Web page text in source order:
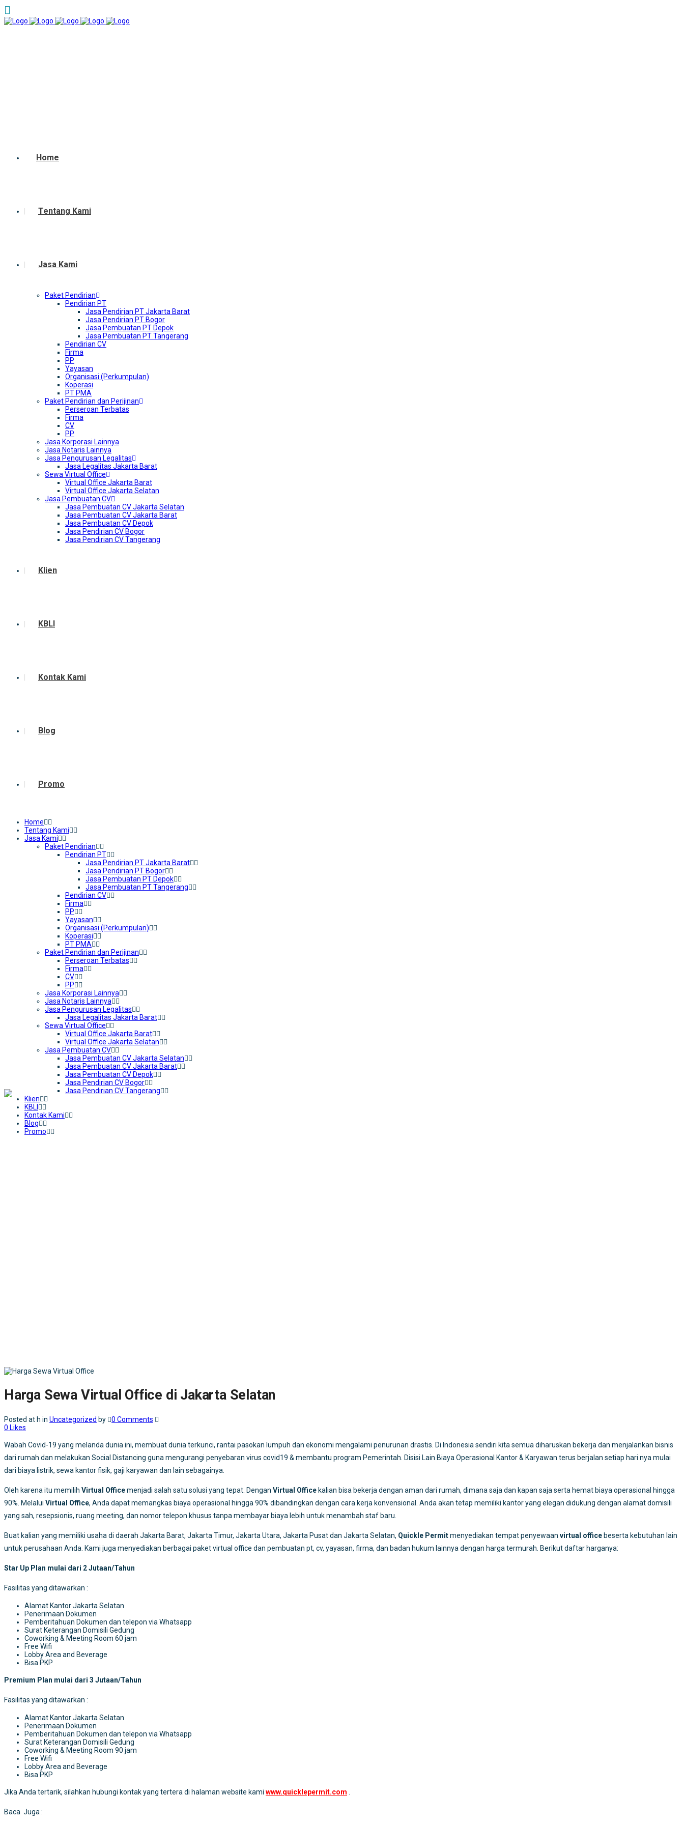
Home
Tentang Kami
Jasa Kami
Paket Pendirian
Pendirian PT
Jasa Pendirian PT Jakarta Barat
Jasa Pendirian PT Bogor
Jasa Pembuatan PT Depok
Jasa Pembuatan PT Tangerang
Pendirian CV
Firma
PP
Yayasan
Organisasi (Perkumpulan)
Koperasi
PT PMA
Paket Pendirian dan Perijinan
Perseroan Terbatas
Firma
CV
PP
Jasa Korporasi Lainnya
Jasa Notaris Lainnya
Jasa Pengurusan Legalitas
Jasa Legalitas Jakarta Barat
Sewa Virtual Office
Virtual Office Jakarta Barat
Virtual Office Jakarta Selatan
Jasa Pembuatan CV
Jasa Pembuatan CV Jakarta Selatan
Jasa Pembuatan CV Jakarta Barat
Jasa Pembuatan CV Depok
Jasa Pendirian CV Bogor
Jasa Pendirian CV Tangerang
Klien
KBLI
Kontak Kami
Blog
Promo
Home
Tentang Kami
Jasa Kami
Paket Pendirian
Pendirian PT
Jasa Pendirian PT Jakarta Barat
Jasa Pendirian PT Bogor
Jasa Pembuatan PT Depok
Jasa Pembuatan PT Tangerang
Pendirian CV
Firma
PP
Yayasan
Organisasi (Perkumpulan)
Koperasi
PT PMA
Paket Pendirian dan Perijinan
Perseroan Terbatas
Firma
CV
PP
Jasa Korporasi Lainnya
Jasa Notaris Lainnya
Jasa Pengurusan Legalitas
Jasa Legalitas Jakarta Barat
Sewa Virtual Office
Virtual Office Jakarta Barat
Virtual Office Jakarta Selatan
Jasa Pembuatan CV
Jasa Pembuatan CV Jakarta Selatan
Jasa Pembuatan CV Jakarta Barat
Jasa Pembuatan CV Depok
Jasa Pendirian CV Bogor
Jasa Pendirian CV Tangerang
Klien
KBLI
Kontak Kami
Blog
Promo
Harga Sewa Virtual Office di Jakarta Selatan
Posted at h in Uncategorized by
0 Comments
0 Likes
Wabah Covid-19 yang melanda dunia ini, membuat dunia terkunci, rantai pasokan lumpuh dan ekonomi mengalami penurunan drastis. Di Indonesia sendiri kita semua diharuskan bekerja dan menjalankan bisnis
dari rumah dan melakukan Social Distancing guna mengurangi penyebaran virus covid19 & membantu program Pemerintah. Disisi Lain Biaya Operasional Kantor & Karyawan terus berjalan setiap hari nya mulai
dari biaya listrik, sewa kantor fisik, gaji karyawan dan lain sebagainya.
Oleh karena itu memilih Virtual Officemenjadi salah satu solusi yang tepat. Dengan Virtual Office kalian bisa bekerja dengan aman dari rumah, dimana saja dan kapan saja serta hemat biaya operasional hingga
90%. Melalui Virtual Office, Anda dapat memangkas biaya operasional hingga 90% dibandingkan dengan cara kerja konvensional. Anda akan tetap memiliki kantor yang elegan didukung dengan alamat domisili
yang sah, resepsionis, ruang meeting, dan nomor telepon khusus tanpa membayar biaya lebih untuk menambah staf baru.
Buat kalian yang memiliki usaha di daerah Jakarta Barat, Jakarta Timur, Jakarta Utara, Jakarta Pusat dan Jakarta Selatan, Quickle Permitmenyediakan tempat penyewaan virtual office beserta kebutuhan lain
untuk perusahaan Anda. Kami juga menyediakan berbagai paket virtual office dan pembuatan pt, cv, yayasan, firma, dan badan hukum lainnya dengan harga termurah. Berikut daftar harganya:
Star Up Plan mulai dari 2 Jutaan/Tahun
Fasilitas yang ditawarkan :
Alamat Kantor Jakarta Selatan
Penerimaan Dokumen
Pemberitahuan Dokumen dan telepon via Whatsapp
Surat Keterangan Domisili Gedung
Coworking & Meeting Room 60 jam
Free Wifi
Lobby Area and Beverage
Bisa PKP
Premium Plan mulai dari 3 Jutaan/Tahun
Fasilitas yang ditawarkan :
Alamat Kantor Jakarta Selatan
Penerimaan Dokumen
Pemberitahuan Dokumen dan telepon via Whatsapp
Surat Keterangan Domisili Gedung
Coworking & Meeting Room 90 jam
Free Wifi
Lobby Area and Beverage
Bisa PKP
Jika Anda tertarik, silahkan hubungi kontak yang tertera di halaman website kami www.quicklepermit.com
Baca Juga :